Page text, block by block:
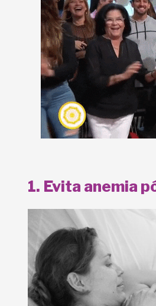
1. Evita anemia